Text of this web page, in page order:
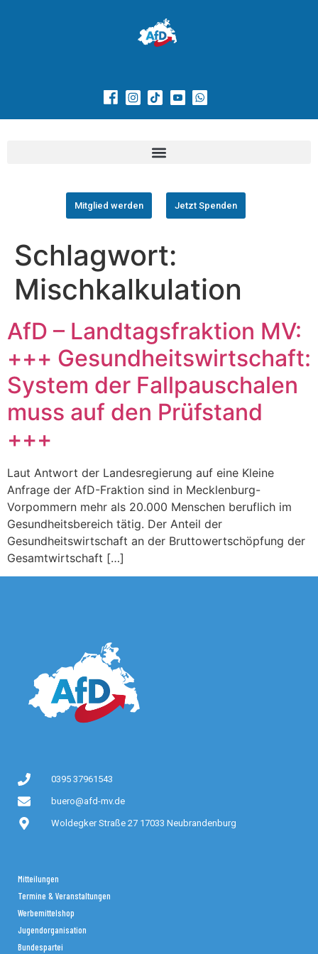
Mitglied werden Jetzt Spenden
Schlagwort:
Mischkalkulation
AfD – Landtagsfraktion MV:
+++ Gesundheitswirtschaft:
System der Fallpauschalen
muss auf den Prüfstand
+++
Laut Antwort der Landesregierung auf eine Kleine
Anfrage der AfD-Fraktion sind in Mecklenburg-
Vorpommern mehr als 20.000 Menschen beruflich im
Gesundheitsbereich tätig. Der Anteil der
Gesundheitswirtschaft an der Bruttowertschöpfung der
Gesamtwirtschaft […]
0395 37961543
buero@afd-mv.de
Woldegker Straße 27 17033 Neubrandenburg
Mitteilungen
Termine & Veranstaltungen
Werbemittelshop
Jugendorganisation
Bundespartei